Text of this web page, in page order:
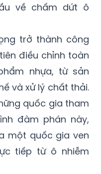
về chấm dứt ô
trở thành công
điều chỉnh toàn
nhựa, từ sản
và xử lý chất thải.
quốc gia tham
đàm phán này,
một quốc gia ven
tiếp từ ô nhiễm